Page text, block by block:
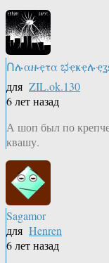
Ոሉαዙҿτα
для ZIL.ok.130
6 лет назад
А шоп был по
квашу.
Sagamor
для Henren
6 лет назад